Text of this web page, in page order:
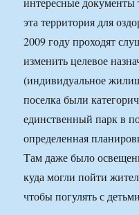
эта территория для
2009 году проходят
изменить целевое
(индивидуальное
поселка были
единственный парк в
определенная
Там даже было
куда могли пойти
чтобы погулять с